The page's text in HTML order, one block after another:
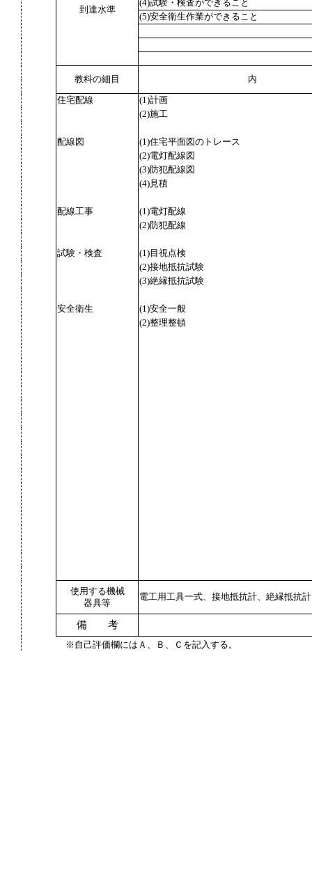
到達水準
(4)試験・検査ができること
(5)安全衛生作業ができること
教科の細目 内
住宅配線
(1)計画
(2)施工
配線図
(1)住宅平面図のトレース
(2)電灯配線図
(3)防犯配線図
(4)見積
配線工事
(1)電灯配線
(2)防犯配線
試験・検査
(1)目視点検
(2)接地抵抗試験
(3)絶縁抵抗試験
安全衛生
(1)安全一般
(2)整理整頓
使用する機械
器具等
電工用工具一式、接地抵抗計、絶縁抵抗計
備 考
※自己評価欄にはＡ、Ｂ、Ｃを記入する。